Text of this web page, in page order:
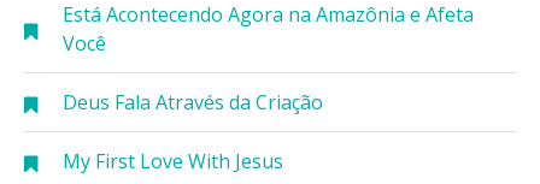
Está Acontecendo Agora na Amazônia e Afeta
Você
Deus Fala Através da Criação
My First Love With Jesus